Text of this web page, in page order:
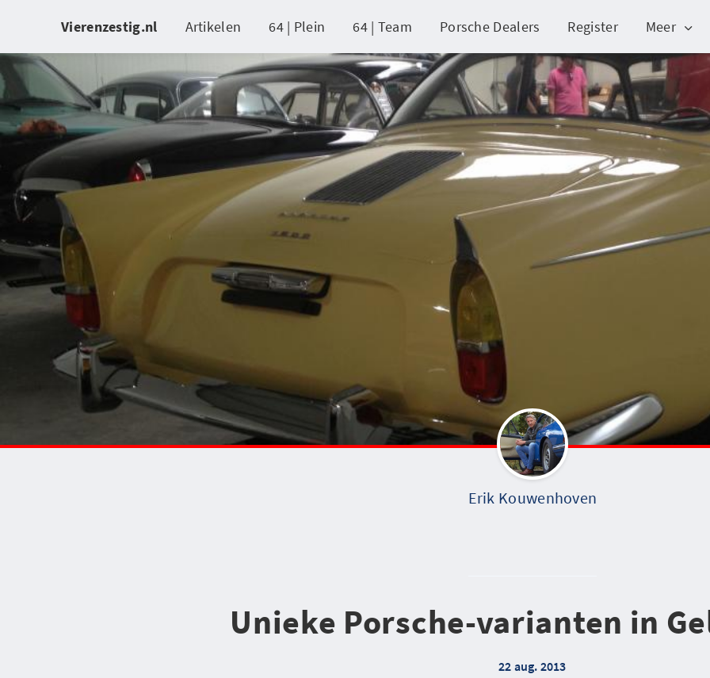
Vierenzestig.nl Artikelen 64 | Plein 64 | Team Porsche Dealers Register Meer
Erik Kouwenhoven
Unieke Porsche-varianten in
22 aug. 2013